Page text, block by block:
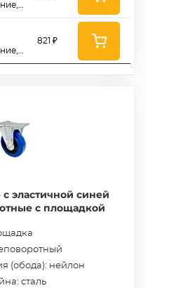
821 ₽
эластичной синей
с площадкой
(обода): нейлон
сталь